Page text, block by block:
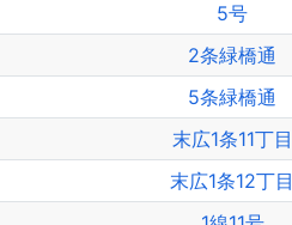
5号
2条緑橋通
5条緑橋通
末広1条11丁目
末広1条12丁目